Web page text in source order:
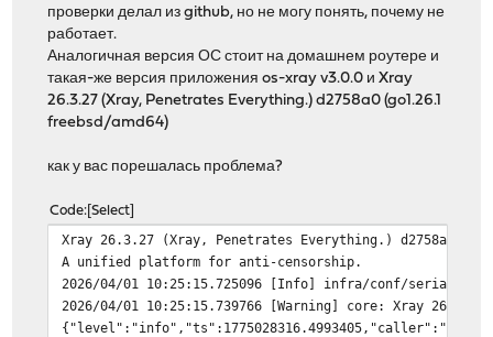
проверки делал из github, но не могу понять, почему не
работает.
Аналогичная версия ОС стоит на домашнем роутере и
такая-же версия приложения os-xray v3.0.0 и Xray
26.3.27 (Xray, Penetrates Everything.) d2758a0 (go1.26.1
freebsd/amd64)
как у вас порешалась проблема?
Code Select
Xray 26.3.27 (Xray, Penetrates Everything.) d2758a0
A unified platform for anti-censorship.
2026/04/01 10:25:15.725096 [Info] infra/conf/serial:
2026/04/01 10:25:15.739766 [Warning] core: Xray